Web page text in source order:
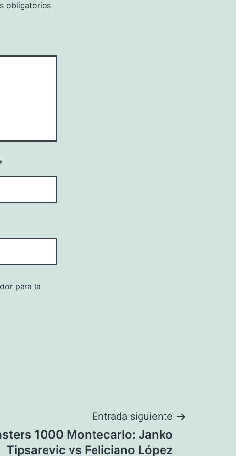
obligatorios
para la
Entrada siguiente
1000 Montecarlo: Janko
Tipsarevic vs Feliciano López